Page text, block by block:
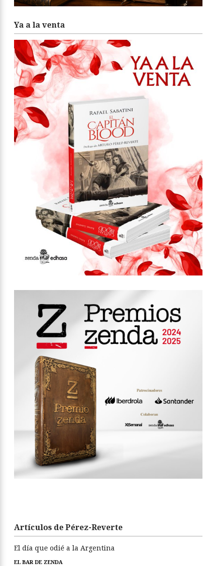
Ya a la venta
Artículos de Pérez-Reverte
El día que odié a la Argentina
EL BAR DE ZENDA